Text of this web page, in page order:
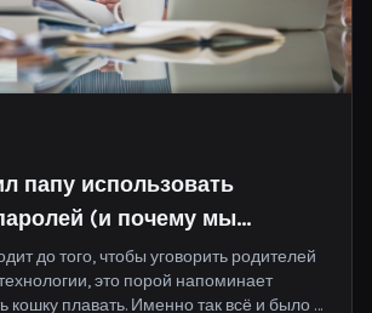
папу использовать
(и почему мы
Loop8)
до того, чтобы уговорить родителей
это порой напоминает
кошку плавать. Именно так всё и было в